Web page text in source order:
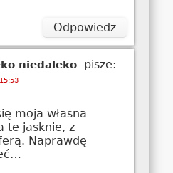
Odpowiedz
niedaleko pisze:
moja własna
te jasknie, z
Naprawdę